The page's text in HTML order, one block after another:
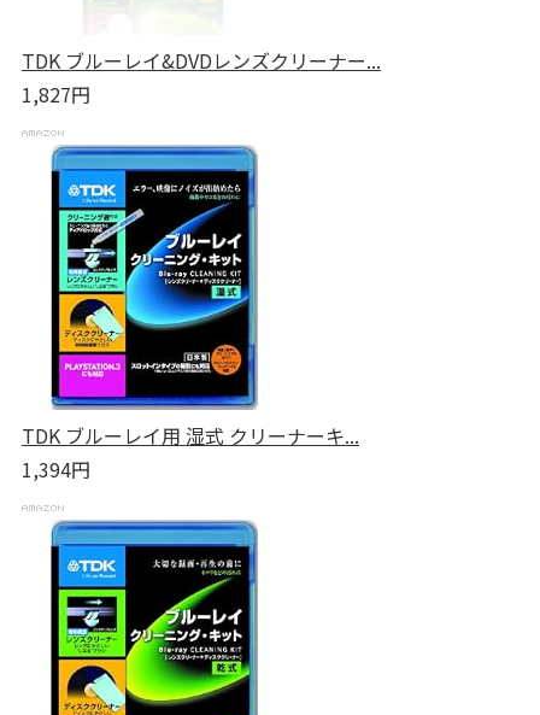
TDK ブルーレイ&DVDレンズクリーナー...
1,827円
TDK ブルーレイ用 湿式 クリーナーキ...
1,394円